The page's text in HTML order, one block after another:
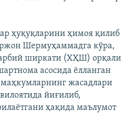
ҳуқуқларини ҳимоя қилиб
Шермуҳаммадга кўра,
ширкати (ХҲШ) орқали
асосида ёлланган
жасадлари
йиғилиб,
ҳақида маълумот